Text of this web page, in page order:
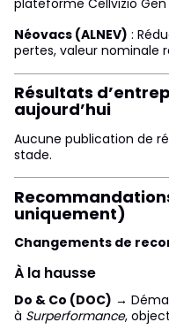
plateforme Cellvizio Gen
Néovacs (ALNEV) :
pertes, valeur nominale
Résultats
aujourd’hui
Aucune publication de
stade.
uniquement)
Changements de
À la hausse
Do & Co (DOC) →
à Surperformance,